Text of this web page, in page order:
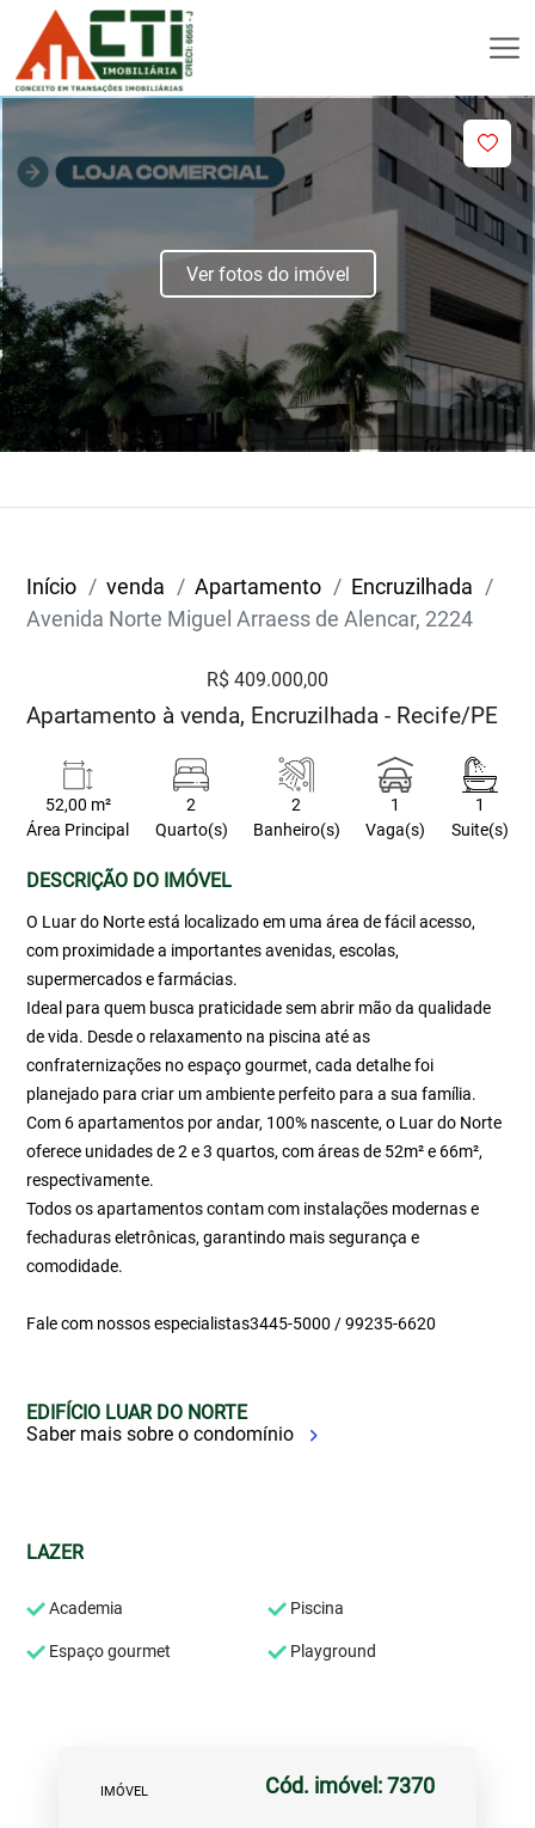
Ver fotos do imóvel
Início venda Apartamento
Encruzilhada
Avenida Norte Miguel Arraess de Alencar, 2224
R$ 409.000,00
Apartamento à venda, Encruzilhada - Recife/PE
52,00 m²
Área Principal
2
Quarto(s)
2
Banheiro(s)
1
Vaga(s)
1
Suite(s)
DESCRIÇÃO DO IMÓVEL
O Luar do Norte está localizado em uma área de fácil acesso,
com proximidade a importantes avenidas, escolas,
supermercados e farmácias.
Ideal para quem busca praticidade sem abrir mão da qualidade
de vida. Desde o relaxamento na piscina até as
confraternizações no espaço gourmet, cada detalhe foi
planejado para criar um ambiente perfeito para a sua família.
Com 6 apartamentos por andar, 100% nascente, o Luar do Norte
oferece unidades de 2 e 3 quartos, com áreas de 52m² e 66m²,
respectivamente.
Todos os apartamentos contam com instalações modernas e
fechaduras eletrônicas, garantindo mais segurança e
comodidade.
Fale com nossos especialistas3445-5000 / 99235-6620
EDIFÍCIO LUAR DO NORTE
Saber mais sobre o condomínio
LAZER
Academia Piscina
Espaço gourmet Playground
IMÓVEL Cód. imóvel: 7370